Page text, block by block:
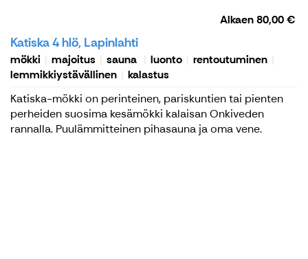
Alkaen80,00 €
Katiska 4 hlö, Lapinlahti
mökki majoitus sauna luonto
rentoutuminen
lemmikkiystävällinen
kalastus
Katiska-mökki on perinteinen, pariskuntien tai pienten
perheiden suosima kesämökki kalaisan Onkiveden
rannalla. Puulämmitteinen pihasauna ja oma vene.